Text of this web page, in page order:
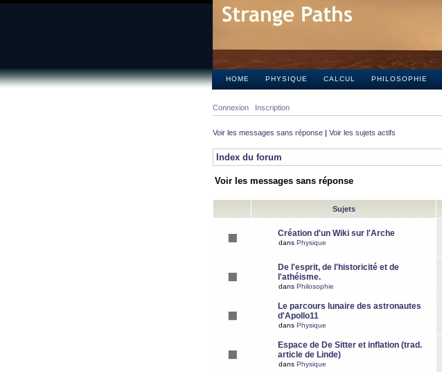
HOME PHYSIQUE CALCUL PHILOSOPHIE
Connexion Inscription
Voir les messages sans réponse | Voir les sujets actifs
Index du forum
Voir les messages sans réponse
Sujets
Création d'un Wiki sur l'Arche
dans Physique
De l'esprit, de l'historicité et de
l'athéisme.
dans Philosophie
Le parcours lunaire des astronautes
d'Apollo11
dans Physique
Espace de De Sitter et inflation (trad.
article de Linde)
dans Physique